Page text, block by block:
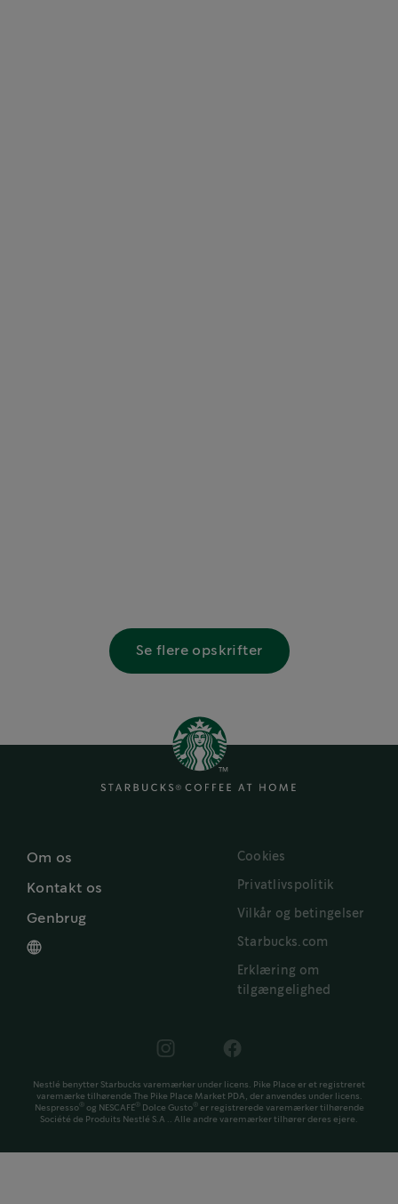
Se flere opskrifter
Om os
Kontakt os
Genbrug
Cookies
Privatlivspolitik
Vilkår og betingelser
Starbucks.com
Erklæring om
tilgængelighed
Nestlé benytter Starbucks varemærker under licens. Pike Place er et registreret
varemærke tilhørende The Pike Place Market PDA, der anvendes under licens.
Nespresso®og NESCAFÉ®Dolce Gusto®er registrerede varemærker tilhørende
Société de Produits Nestlé S.A .. Alle andre varemærker tilhører deres ejere.